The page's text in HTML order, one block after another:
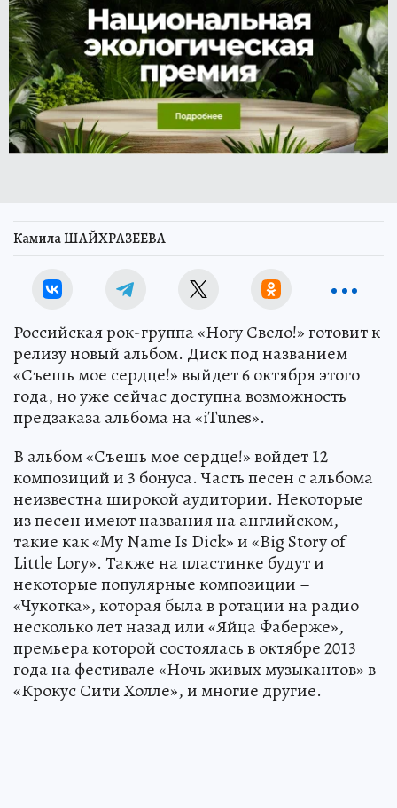
Камила ШАЙХРАЗЕЕВА
Российская рок-группа «Ногу Свело!» готовит к
релизу новый альбом. Диск под названием
«Съешь мое сердце!» выйдет 6 октября этого
года, но уже сейчас доступна возможность
предзаказа альбома на «iTunes».
В альбом «Съешь мое сердце!» войдет 12
композиций и 3 бонуса. Часть песен с альбома
неизвестна широкой аудитории. Некоторые
из песен имеют названия на английском,
такие как «My Name Is Dick» и «Big Story of
Little Lory». Также на пластинке будут и
некоторые популярные композиции –
«Чукотка», которая была в ротации на радио
несколько лет назад или «Яйца Фаберже»,
премьера которой состоялась в октябре 2013
года на фестивале «Ночь живых музыкантов» в
«Крокус Сити Холле», и многие другие.